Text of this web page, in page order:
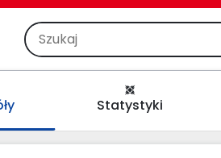
Statystyki